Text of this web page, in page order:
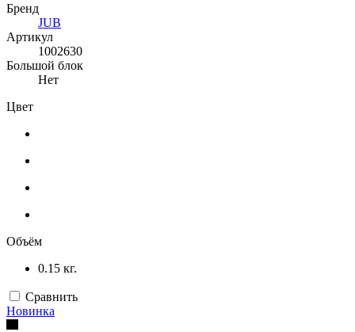
Бренд
JUB
Артикул
1002630
Большой блок
Нет
Цвет
Объём
0.15 кг.
Сравнить
Новинка